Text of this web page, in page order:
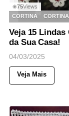
◉75Views
CORTINA
Veja 15
da Sua Casa!
04/03/2025
Veja Mais